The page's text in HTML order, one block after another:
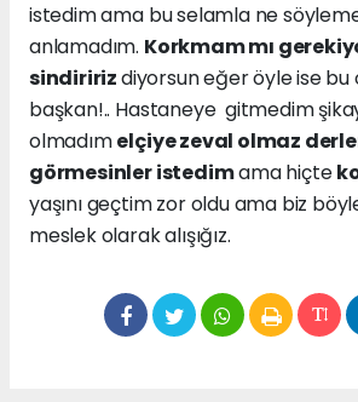
istedim ama bu selamla ne
anlamadım. Korkmam mı
sindiririzdiyorsun eğer öyle ise bu
başkan!.. Hastaneye gitmedim
olmadımelçiye zeval olmaz
görmesinler istedimama hiçte
yaşını geçtim zor oldu ama biz
meslek olarak alışığız.